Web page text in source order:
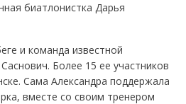
биатлонистка Дарья
и команда известной
Более 15 ее участников
Сама Александра поддержала
вместе со своим тренером